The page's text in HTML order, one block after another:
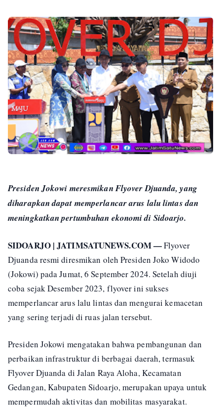
Presiden Jokowi meresmikan Flyover Djuanda, yang
diharapkan dapat memperlancar arus lalu lintas dan
meningkatkan pertumbuhan ekonomi di Sidoarjo.
SIDOARJO | JATIMSATUNEWS.COM —Flyover
Djuanda resmi diresmikan oleh Presiden Joko Widodo
(Jokowi) pada Jumat, 6 September 2024. Setelah diuji
coba sejak Desember 2023, flyover ini sukses
memperlancar arus lalu lintas dan mengurai kemacetan
yang sering terjadi di ruas jalan tersebut.
Presiden Jokowi mengatakan bahwa pembangunan dan
perbaikan infrastruktur di berbagai daerah, termasuk
Flyover Djuanda di Jalan Raya Aloha, Kecamatan
Gedangan, Kabupaten Sidoarjo, merupakan upaya untuk
mempermudah aktivitas dan mobilitas masyarakat.